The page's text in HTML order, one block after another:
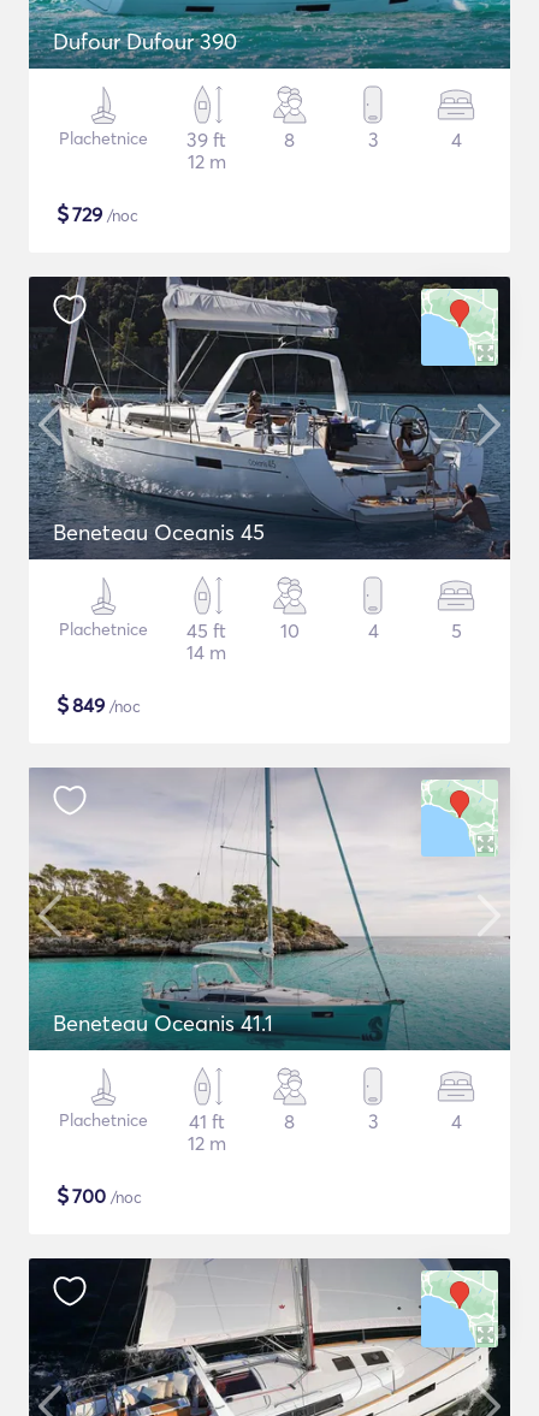
Dufour Dufour 390
Plachetnice
39 ft
12 m
8 3 4
$729 /noc
Beneteau Oceanis 45
Plachetnice
45 ft
14 m
10 4 5
$849 /noc
Beneteau Oceanis 41.1
Plachetnice
41 ft
12 m
8 3 4
$700 /noc